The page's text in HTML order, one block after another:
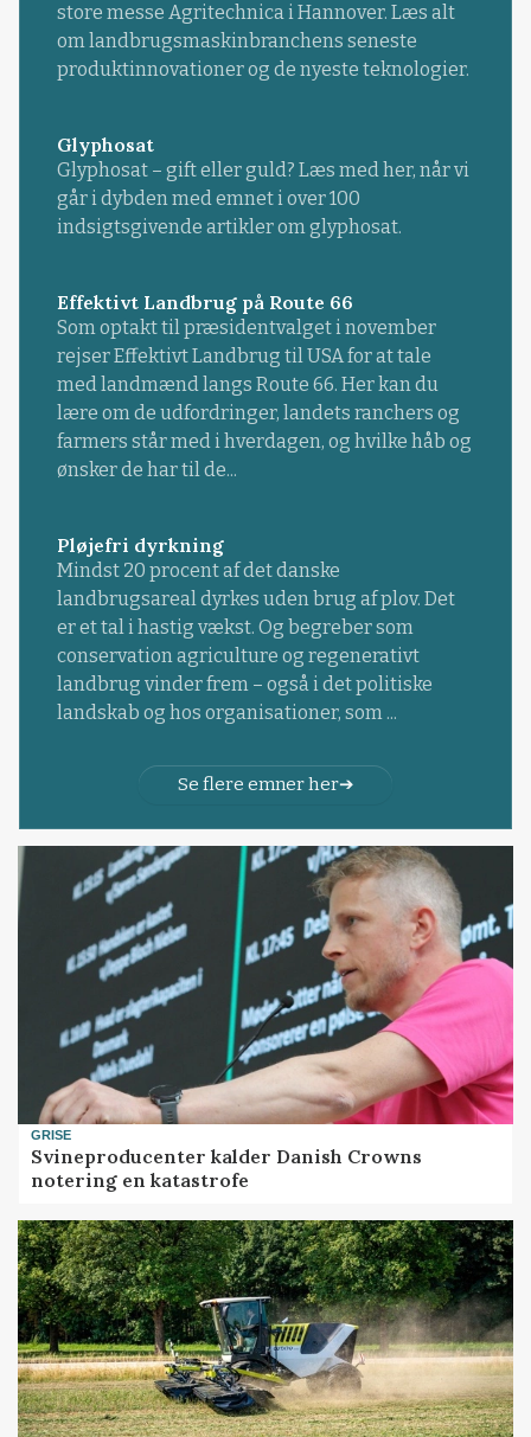
store messe Agritechnica i Hannover. Læs alt
om landbrugsmaskinbranchens seneste
produktinnovationer og de nyeste teknologier.
Glyphosat
Glyphosat – gift eller guld? Læs med her, når vi
går i dybden med emnet i over 100
indsigtsgivende artikler om glyphosat.
Effektivt Landbrug på Route 66
Som optakt til præsidentvalget i november
rejser Effektivt Landbrug til USA for at tale
med landmænd langs Route 66. Her kan du
lære om de udfordringer, landets ranchers og
farmers står med i hverdagen, og hvilke håb og
ønsker de har til de...
Pløjefri dyrkning
Mindst 20 procent af det danske
landbrugsareal dyrkes uden brug af plov. Det
er et tal i hastig vækst. Og begreber som
conservation agriculture og regenerativt
landbrug vinder frem – også i det politiske
landskab og hos organisationer, som ...
Se flere emner her
GRISE
Svineproducenter kalder Danish Crowns
notering en katastrofe